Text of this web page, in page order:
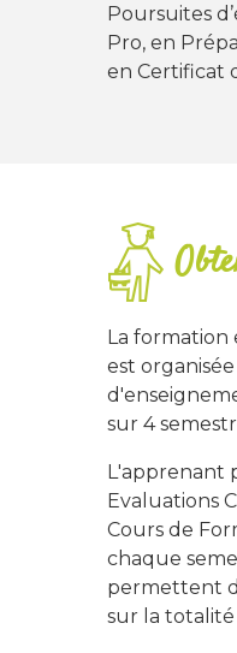
Poursuites
Pro, en
en Certificat
La formation
est
sur 4
L'apprenant
Evaluations
Cours de
chaque
permettent
sur la